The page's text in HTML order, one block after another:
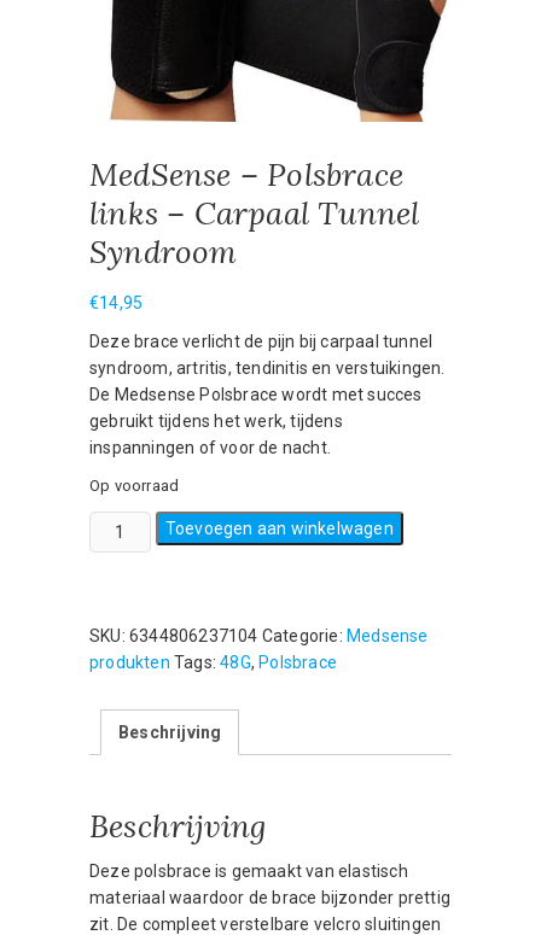
MedSense – Polsbrace
links – Carpaal Tunnel
Syndroom
€14,95
Deze brace verlicht de pijn bij carpaal tunnel
syndroom, artritis, tendinitis en verstuikingen.
De Medsense Polsbrace wordt met succes
gebruikt tijdens het werk, tijdens
inspanningen of voor de nacht.
Op voorraad
MedSense
-
-
Carpaal
Syndroom
aantal
Toevoegen aan winkelwagen
SKU: 6344806237104 Categorie: Medsense
produkten Tags:48G, Polsbrace
Beschrijving
Beschrijving
Deze polsbrace is gemaakt van elastisch
materiaal waardoor de brace bijzonder prettig
zit. De compleet verstelbare velcro sluitingen